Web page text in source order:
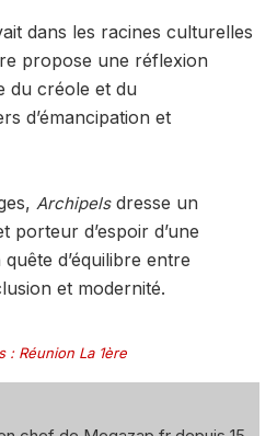
dans les racines culturelles
propose une réflexion
du créole et du
d’émancipation et
Archipelsdresse un
porteur d’espoir d’une
d’équilibre entre
et modernité.
: Réunion La 1ère